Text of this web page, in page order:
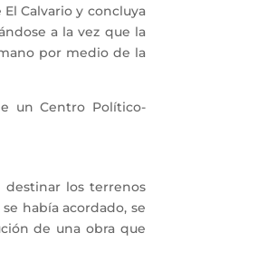
Calvario y concluya
a la vez que la
por medio de la
un Centro Político-
los terrenos
había acordado, se
de una obra que